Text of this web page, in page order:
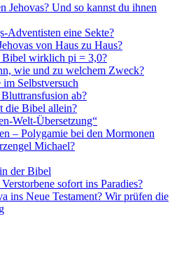
Jehovas? Und so kannst du ihnen
Adventisten eine Sekte?
von Haus zu Haus?
Bibel wirklich pi = 3,0?
wie und zu welchem Zweck?
Selbstversuch
ab?
die Bibel allein?
Welt-Übersetzung“
– Polygamie bei den Mormonen
Michael?
der Bibel
sofort ins Paradies?
ins Neue Testament? Wir prüfen die